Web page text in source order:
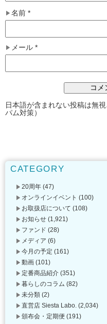
名前 *
メール *
日本語が含まれない投稿は無
パム対策）
CATEGORY
20周年 (47)
オンラインイベント (100)
お取扱店について (108)
お知らせ (1,921)
ファンド (28)
メディア (6)
今月の予定 (161)
動画 (101)
定番商品紹介 (351)
暮らしのコラム (82)
未分類 (2)
直営店 Siesta Labo. (2,034)
頒布会・定期便 (191)